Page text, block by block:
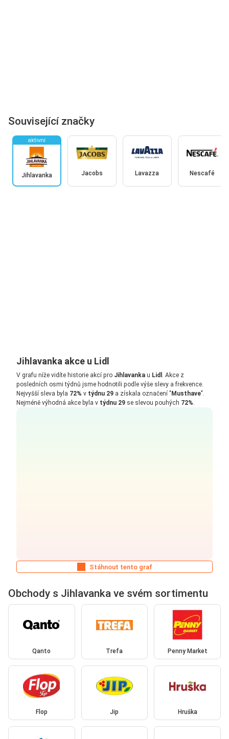
Související značky
aktivní
Jihlavanka Jacobs Lavazza Nescafé
Jihlavanka akce u Lidl
V grafu níže vidíte historie akcí pro Jihlavanka u Lidl . Akce z
posledních osmi týdnů jsme hodnotili podle výše slevy a frekvence.
Nejvyšší sleva byla 72% v týdnu 29 a získala označení " Musthave".
Nejméně výhodná akce byla v týdnu 29 se slevou pouhých 72%.
Stáhnout tento graf
Obchody s Jihlavanka ve svém sortimentu
Qanto Trefa Penny Market
Flop Jip Hruška